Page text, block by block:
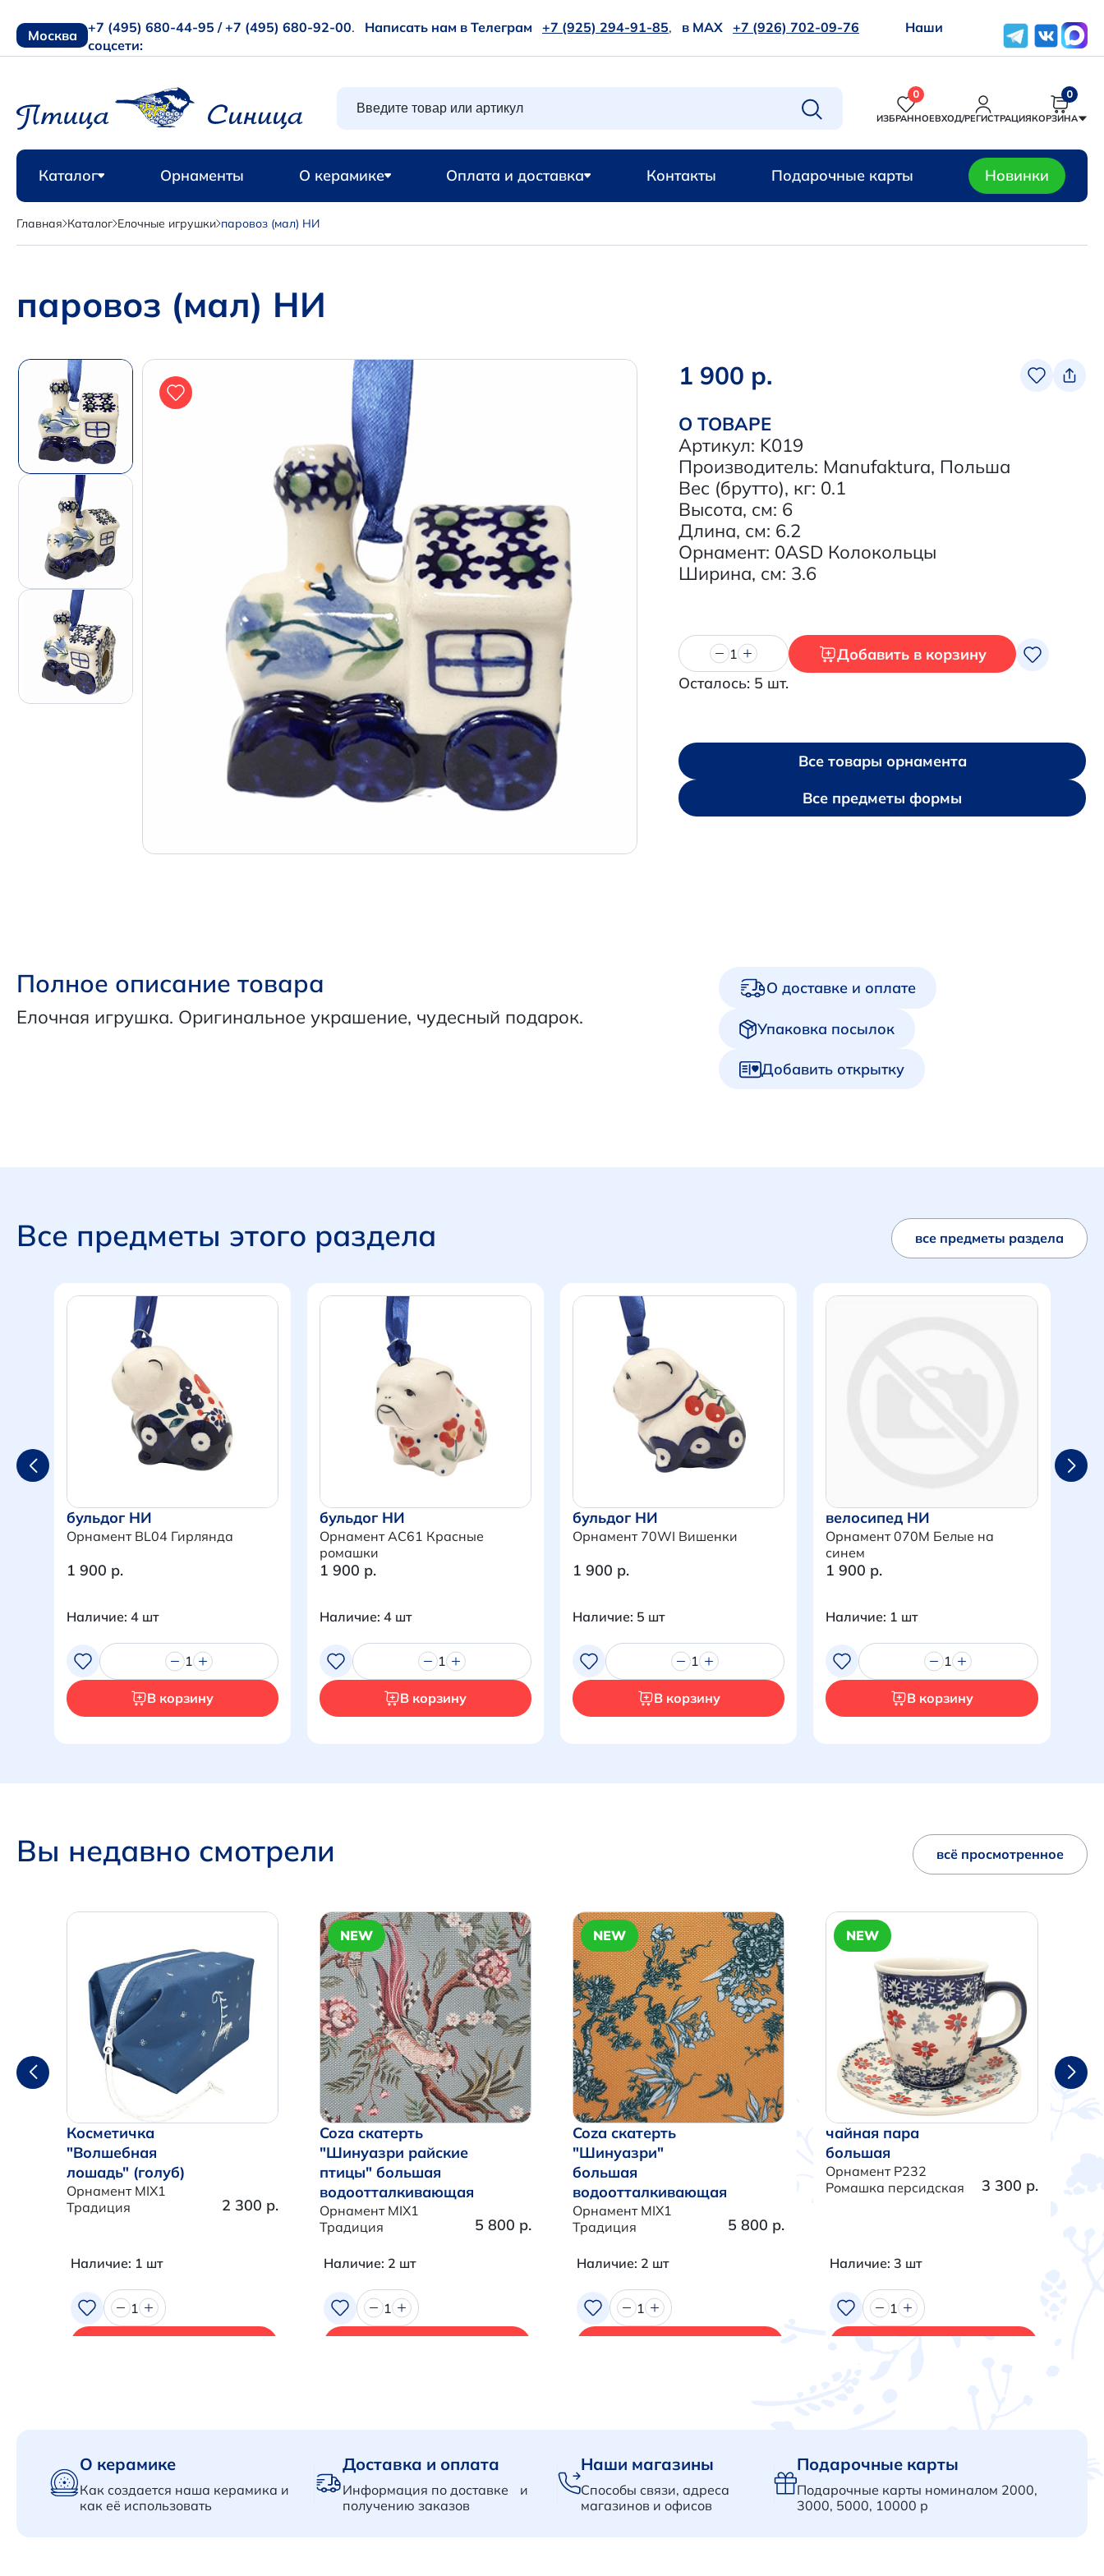
Москва +7 (495) 680-44-95 / +7 (495) 680-92-00. Написать нам в Телеграм +7 (925) 294-91-85, в MAX +7 (926) 702-09-76
Наши
соцсети:
0
ИЗБРАННОЕВХОД/РЕГИСТРАЦИЯ
0
КОРЗИНА
Итого:
0 р.
Продолжить покупки
Перейти в корзину
Каталог Орнаменты О керамике Оплата и доставка Контакты Подарочные карты Новинки
Главная Каталог Елочные игрушки паровоз (мал) НИ
паровоз (мал) НИ
1 900 р.
О ТОВАРЕ
Артикул: K019
Производитель: Manufaktura, Польша
Вес (брутто), кг: 0.1
Высота, см: 6
Длина, см: 6.2
Орнамент: 0ASD Колокольцы
Ширина, см: 3.6
1
Осталось: 5 шт.
Добавить в корзину
Все товары орнамента
Все предметы формы
Полное описание товара
Елочная игрушка. Оригинальное украшение, чудесный подарок.
О доставке и оплате
Упаковка посылок
Добавить открытку
Все предметы этого раздела все предметы раздела
бульдог НИ
Орнамент BL04 Гирлянда
1 900 р.
Наличие: 4 шт
1
В корзину
бульдог НИ
Орнамент AC61 Красные
ромашки
1 900 р.
Наличие: 4 шт
1
В корзину
бульдог НИ
Орнамент 70WI Вишенки
1 900 р.
Наличие: 5 шт
1
В корзину
велосипед НИ
Орнамент 070M Белые на
синем
1 900 р.
Наличие: 1 шт
1
В корзину
Вы недавно смотрели всё просмотренное
Косметичка
"Волшебная
лошадь" (голуб)
Орнамент MIX1
Традиция
2 300 р.
Наличие: 1 шт
1
NEW
Coza скатерть
"Шинуазри райские
птицы" большая
водоотталкивающая
Орнамент MIX1
Традиция
5 800 р.
Наличие: 2 шт
1
NEW
Coza скатерть
"Шинуазри"
большая
водоотталкивающая
Орнамент MIX1
Традиция
5 800 р.
Наличие: 2 шт
1
NEW
чайная пара
большая
Орнамент P232
Ромашка персидская
3 300 р.
Наличие: 3 шт
1
О керамике
Как создается наша керамика и
как её использовать
Доставка и оплата
Информация по доставке и
получению заказов
Наши магазины
Способы связи, адреса
магазинов и офисов
Подарочные карты
Подарочные карты номиналом 2000,
3000, 5000, 10000 р